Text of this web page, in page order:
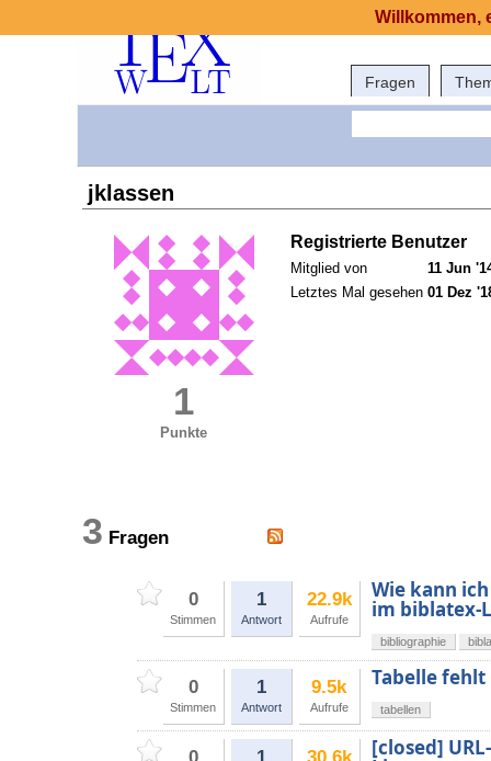
Fragen
jklassen
1
Punkte
Registrierte Benutzer
Mitglied von
11 Jun
Letztes Mal gesehen 01 Dez
3 Fragen
0
Stimmen
1
Antwort
22.9k
Aufrufe
Wie kann
im biblatex-
bibliographie
0
Stimmen
1
Antwort
9.5k
Aufrufe
Tabelle
tabellen
[closed]
Willkommen,